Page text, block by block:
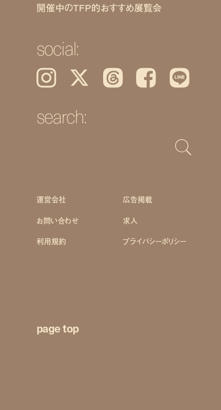
開催中のTFP的おすすめ展覧会
social:
Instagram 𝕏 Threads Facebook LINE
search:
運営会社
広告掲載
お問い合わせ
求人
利用規約
プライバシーポリシー
page top